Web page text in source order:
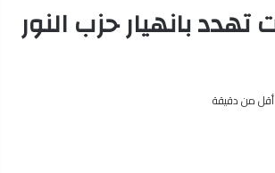
تهدد بانهيار حزب النور
أقل من دقيقة